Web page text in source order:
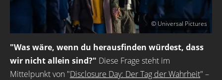
© Universal Pictures
"Was wäre, wenn du herausfinden würdest, dass
wir nicht allein sind?" Diese Frage steht im
Mittelpunkt von "Disclosure Day: Der Tag der Wahrheit" –